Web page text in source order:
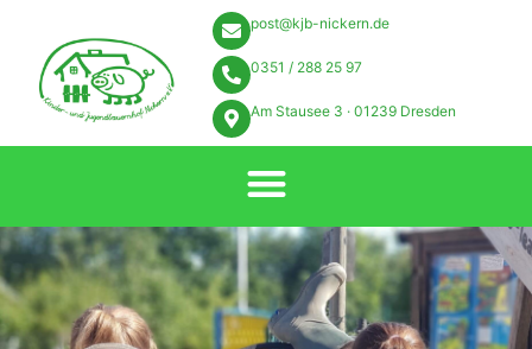
post@kjb-nickern.de
0351 / 288 25 97
Am Stausee 3 · 01239 Dresden